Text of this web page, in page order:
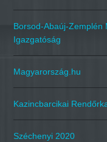
Borsod-Abaúj-Zemplén
Igazgatóság
Magyarország.hu
Kazincbarcikai
Széchenyi 2020